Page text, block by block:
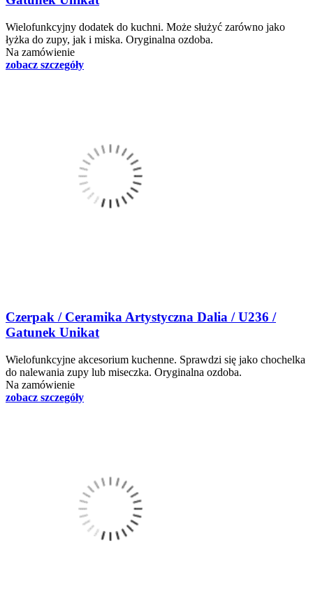
Wielofunkcyjny dodatek do kuchni. Może służyć zarówno jako
łyżka do zupy, jak i miska. Oryginalna ozdoba.
Na zamówienie
zobacz szczegóły
Czerpak / Ceramika Artystyczna Dalia / U236 /
Gatunek Unikat
Wielofunkcyjne akcesorium kuchenne. Sprawdzi się jako chochelka
do nalewania zupy lub miseczka. Oryginalna ozdoba.
Na zamówienie
zobacz szczegóły